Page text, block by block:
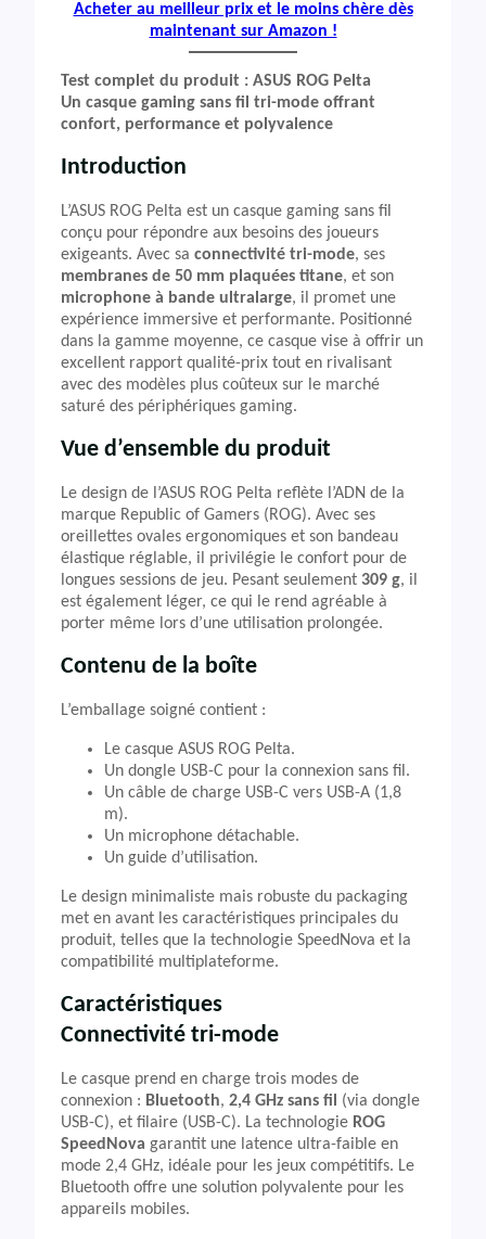
Acheter au meilleur prix et le moins chère dès
maintenant sur Amazon !
Test complet du produit : ASUS ROG Pelta
Un casque gaming sans fil tri-mode offrant
confort, performance et polyvalence
Introduction
L’ASUS ROG Pelta est un casque gaming sans fil
conçu pour répondre aux besoins des joueurs
exigeants. Avec sa connectivité tri-mode, ses
membranes de 50 mm plaquées titane, et son
microphone à bande ultralarge, il promet une
expérience immersive et performante. Positionné
dans la gamme moyenne, ce casque vise à offrir un
excellent rapport qualité-prix tout en rivalisant
avec des modèles plus coûteux sur le marché
saturé des périphériques gaming.
Vue d’ensemble du produit
Le design de l’ASUS ROG Pelta reflète l’ADN de la
marque Republic of Gamers (ROG). Avec ses
oreillettes ovales ergonomiques et son bandeau
élastique réglable, il privilégie le confort pour de
longues sessions de jeu. Pesant seulement 309 g, il
est également léger, ce qui le rend agréable à
porter même lors d’une utilisation prolongée.
Contenu de la boîte
L’emballage soigné contient :
Le casque ASUS ROG Pelta.
Un dongle USB-C pour la connexion sans fil.
Un câble de charge USB-C vers USB-A (1,8
m).
Un microphone détachable.
Un guide d’utilisation.
Le design minimaliste mais robuste du packaging
met en avant les caractéristiques principales du
produit, telles que la technologie SpeedNova et la
compatibilité multiplateforme.
Caractéristiques
Connectivité tri-mode
Le casque prend en charge trois modes de
connexion : Bluetooth, 2,4 GHz sans fil
(via dongle
USB-C), et filaire (USB-C). La technologie ROG
SpeedNova garantit une latence ultra-faible en
mode 2,4 GHz, idéale pour les jeux compétitifs. Le
Bluetooth offre une solution polyvalente pour les
appareils mobiles.